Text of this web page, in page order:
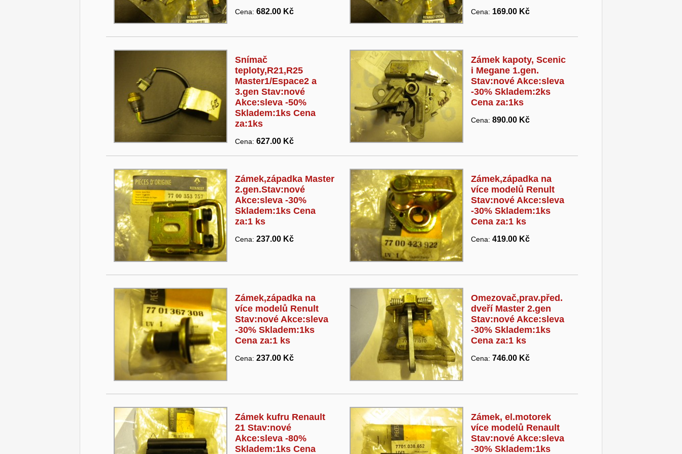
Cena: 682.00 Kč Cena: 169.00 Kč
Snímač
teploty,R21,R25
Master1/Espace2 a
3.gen Stav:nové
Akce:sleva -50%
Skladem:1ks Cena
za:1ks
Cena: 627.00 Kč
Zámek kapoty, Scenic
i Megane 1.gen.
Stav:nové Akce:sleva
-30% Skladem:2ks
Cena za:1ks
Cena: 890.00 Kč
Zámek,západka Master
2.gen.Stav:nové
Akce:sleva -30%
Skladem:1ks Cena
za:1 ks
Cena: 237.00 Kč
Zámek,západka na
více modelů Renult
Stav:nové Akce:sleva
-30% Skladem:1ks
Cena za:1 ks
Cena: 419.00 Kč
Zámek,západka na
více modelů Renult
Stav:nové Akce:sleva
-30% Skladem:1ks
Cena za:1 ks
Cena: 237.00 Kč
Omezovač,prav.před.
dveří Master 2.gen
Stav:nové Akce:sleva
-30% Skladem:1ks
Cena za:1 ks
Cena: 746.00 Kč
Zámek kufru Renault
21 Stav:nové
Akce:sleva -80%
Skladem:1ks Cena
Zámek, el.motorek
více modelů Renault
Stav:nové Akce:sleva
-30% Skladem:1ks